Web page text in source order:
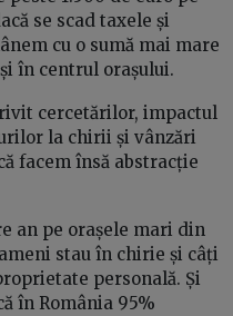
se scad taxele și
cu o sumă mai mare
în centrul orașului.
cercetărilor, impactul
la chirii și vânzări
facem însă abstracție
an pe orașele mari din
stau în chirie și câți
personală. Și
în România 95%